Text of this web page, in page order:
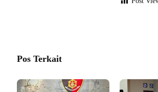
Pos Terkait